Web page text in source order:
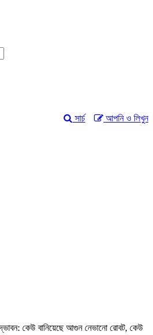
আপনি ও লিখুন
সার্চ
উদ্ভাবন: কেউ বানিয়েছে আগুন নেভানো রোবট, কেউ